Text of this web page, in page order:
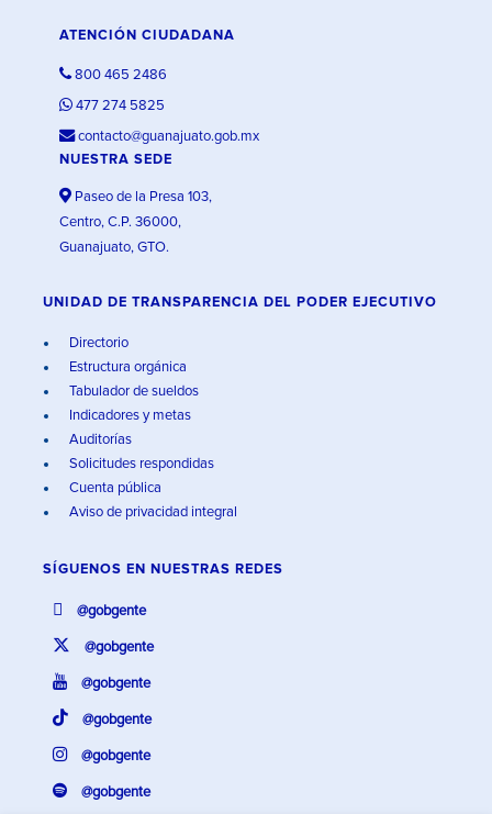
ATENCIÓN CIUDADANA
800 465 2486
477 274 5825
contacto@guanajuato.gob.mx
NUESTRA SEDE
Paseo de la Presa 103,
Centro, C.P. 36000,
Guanajuato, GTO.
UNIDAD DE TRANSPARENCIA DEL PODER EJECUTIVO
Directorio
Estructura orgánica
Tabulador de sueldos
Indicadores y metas
Auditorías
Solicitudes respondidas
Cuenta pública
Aviso de privacidad integral
SÍGUENOS EN NUESTRAS REDES
@gobgente
@gobgente
@gobgente
@gobgente
@gobgente
@gobgente